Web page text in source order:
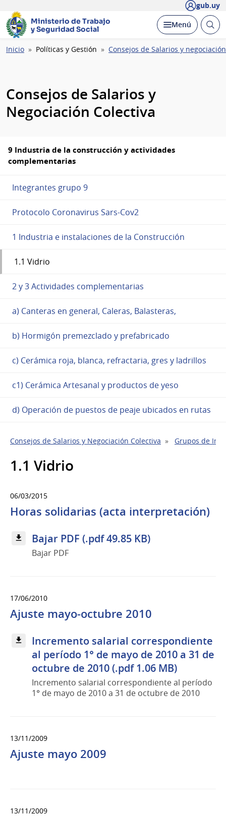
gub.uy
Ministerio de Trabajo
y Seguridad Social
Desplegar
Menú Abrir
Ruta
Inicio Políticas y Gestión Consejos de Salarios y
Consejos de Salarios y
Negociación Colectiva
9 Industria de la construcción y actividades
complementarias
Integrantes grupo 9
Protocolo Coronavirus Sars-Cov2
1 Industria e instalaciones de la Construcción
1.1 Vidrio
2 y 3 Actividades complementarias
a) Canteras en general, Caleras, Balasteras,
b) Hormigón premezclado y prefabricado
c) Cerámica roja, blanca, refractaria, gres y ladrillos
c1) Cerámica Artesanal y productos de yeso
d) Operación de puestos de peaje ubicados en rutas
Consejos de Salarios y Negociación Colectiva Grupos de
1.1 Vidrio
06/03/2015
Horas solidarias (acta interpretación)
Bajar PDF (.pdf 49.85 KB)
Bajar PDF
17/06/2010
Ajuste mayo-octubre 2010
Incremento salarial correspondiente
al período 1° de mayo de 2010 a 31 de
octubre de 2010 (.pdf 1.06 MB)
Incremento salarial correspondiente al período
1° de mayo de 2010 a 31 de octubre de 2010
13/11/2009
Ajuste mayo 2009
13/11/2009